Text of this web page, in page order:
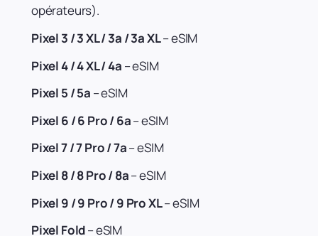
opérateurs).
Pixel 3 / 3 XL / 3a / 3a XL– eSIM
Pixel 4 / 4 XL / 4a – eSIM
Pixel 5 / 5a – eSIM
Pixel 6 / 6 Pro / 6a– eSIM
Pixel 7 / 7 Pro / 7a– eSIM
Pixel 8 / 8 Pro / 8a– eSIM
Pixel 9 / 9 Pro / 9 Pro XL– eSIM
Pixel Fold– eSIM